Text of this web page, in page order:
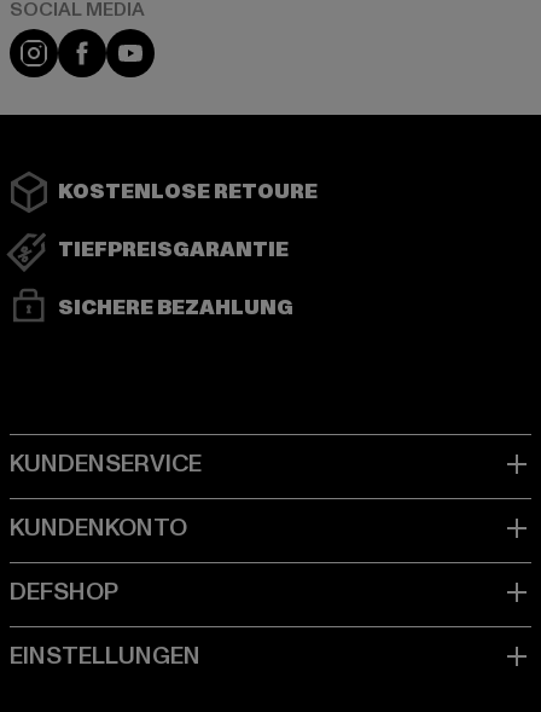
Instagram
FacebookYouTube
KOSTENLOSE RETOURE
TIEFPREISGARANTIE
SICHERE BEZAHLUNG